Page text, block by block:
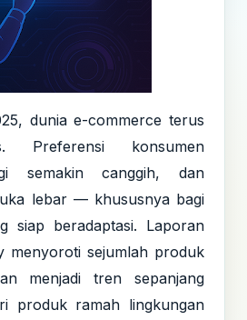
dunia e-commerce terus
Preferensi konsumen
semakin canggih, dan
lebar — khususnya bagi
siap beradaptasi. Laporan
menyoroti sejumlah produk
menjadi tren sepanjang
produk ramah lingkungan